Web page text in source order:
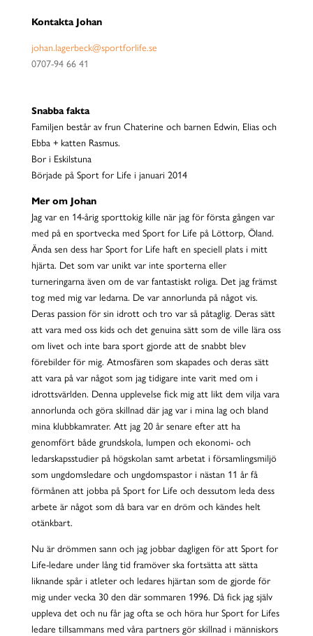
Kontakta Johan
johan.lagerbeck@sportforlife.se
0707-94 66 41
Snabba fakta
Familjen består av frun Chaterine och barnen Edwin, Elias och
Ebba + katten Rasmus.
Bor i Eskilstuna
Började på Sport for Life i januari 2014
Mer om Johan
Jag var en 14-årig sporttokig kille när jag för första gången var
med på en sportvecka med Sport for Life på Löttorp, Öland.
Ända sen dess har Sport for Life haft en speciell plats i mitt
hjärta. Det som var unikt var inte sporterna eller
turneringarna även om de var fantastiskt roliga. Det jag främst
tog med mig var ledarna. De var annorlunda på något vis.
Deras passion för sin idrott och tro var så påtaglig. Deras sätt
att vara med oss kids och det genuina sätt som de ville lära oss
om livet och inte bara sport gjorde att de snabbt blev
förebilder för mig. Atmosfären som skapades och deras sätt
att vara på var något som jag tidigare inte varit med om i
idrottsvärlden. Denna upplevelse fick mig att likt dem vilja vara
annorlunda och göra skillnad där jag var i mina lag och bland
mina klubbkamrater. Att jag 20 år senare efter att ha
genomfört både grundskola, lumpen och ekonomi- och
ledarskapsstudier på högskolan samt arbetat i församlingsmiljö
som ungdomsledare och ungdomspastor i nästan 11 år få
förmånen att jobba på Sport for Life och dessutom leda dess
arbete är något som då bara var en dröm och kändes helt
otänkbart.
Nu är drömmen sann och jag jobbar dagligen för att Sport for
Life-ledare under lång tid framöver ska fortsätta att sätta
liknande spår i atleter och ledares hjärtan som de gjorde för
mig under vecka 30 den där sommaren 1996. Då fick jag själv
uppleva det och nu får jag ofta se och höra hur Sport for Lifes
ledare tillsammans med våra partners gör skillnad i människors